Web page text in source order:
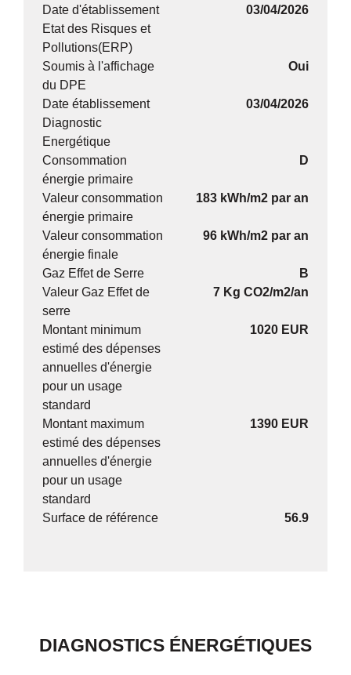
Date d'établissement
Etat des Risques et
Pollutions(ERP)
03/04/2026
Soumis à l'affichage
du DPE
Oui
Date établissement
Diagnostic
Energétique
03/04/2026
Consommation
énergie primaire
D
Valeur consommation
énergie primaire
183 kWh/m2 par an
Valeur consommation
énergie finale
96 kWh/m2 par an
Gaz Effet de Serre
B
Valeur Gaz Effet de
serre
7 Kg CO2/m2/an
Montant minimum
estimé des dépenses
annuelles d'énergie
pour un usage
standard
1020 EUR
Montant maximum
estimé des dépenses
annuelles d'énergie
pour un usage
standard
1390 EUR
Surface de référence 56.9
DIAGNOSTICS ÉNERGÉTIQUES